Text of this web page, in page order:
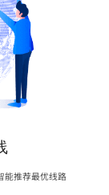
能推荐最优线路